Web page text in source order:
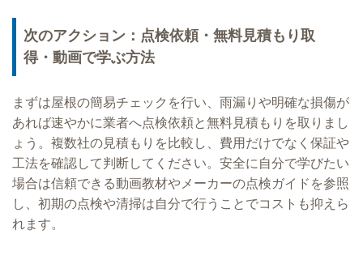
次のアクション：点検依頼・無料見積もり取
得・動画で学ぶ方法
まずは屋根の簡易チェックを行い、雨漏りや明確な損傷が
あれば速やかに業者へ点検依頼と無料見積もりを取りまし
ょう。複数社の見積もりを比較し、費用だけでなく保証や
工法を確認して判断してください。安全に自分で学びたい
場合は信頼できる動画教材やメーカーの点検ガイドを参照
し、初期の点検や清掃は自分で行うことでコストも抑えら
れます。